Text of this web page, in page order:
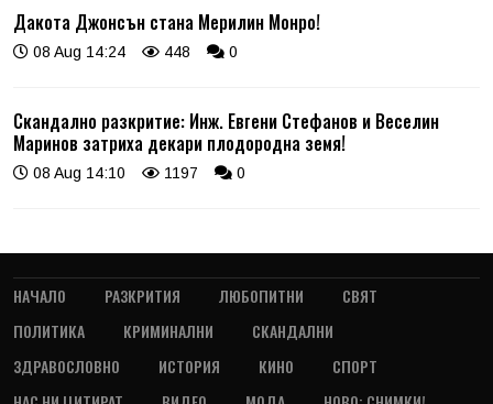
Дакота Джонсън стана Мерилин Монро!
08 Aug 14:24 448 0
Скандално разкритие: Инж. Евгени Стефанов и Веселин
Маринов затриха декари плодородна земя!
08 Aug 14:10 1197 0
НАЧАЛО РАЗКРИТИЯ ЛЮБОПИТНИ
СВЯТ
ПОЛИТИКА
КРИМИНАЛНИ
СКАНДАЛНИ
ЗДРАВОСЛОВНО
ИСТОРИЯ КИНО
СПОРТ